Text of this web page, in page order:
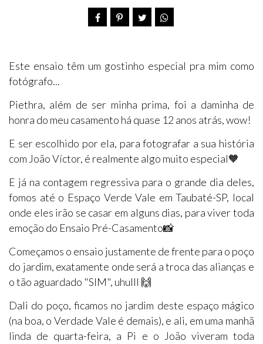
Este ensaio têm um gostinho especial pra mim como
fotógrafo...
Piethra, além de ser minha prima, foi a daminha de
honra do meu casamento há quase 12 anos atrás, wow!
E ser escolhido por ela, para fotografar a sua história
com João Víctor, é realmente algo muito especial🧡
E já na contagem regressiva para o grande dia deles,
fomos até o Espaço Verde Vale em Taubaté-SP, local
onde eles irão se casar em alguns dias, para viver toda
emoção do Ensaio Pré-Casamento📸
Começamos o ensaio justamente de frente para o poço
do jardim, exatamente onde será a troca das alianças e
o tão aguardado "SIM", uhulll 🙌
Dali do poço, ficamos no jardim deste espaço mágico
(na boa, o Verdade Vale é demais), e ali, em uma manhã
linda de quarta-feira, a Pi e o João viveram toda